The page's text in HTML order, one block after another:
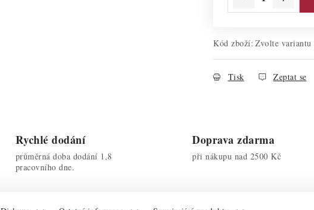
Kód zboží: Zvolte variantu
Tisk Zeptat se
Rychlé dodání
průměrná doba dodání 1,8
pracovního dne.
Doprava zdarma
při nákupu nad 2500 Kč